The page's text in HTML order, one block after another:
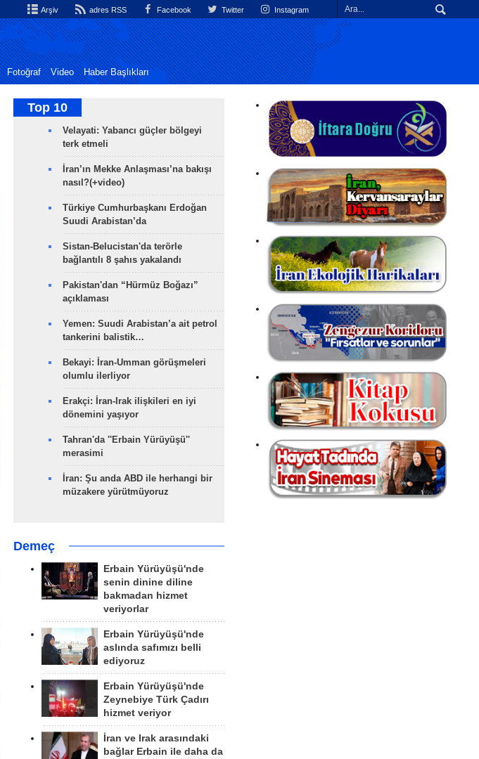
Arşiv adres RSS Facebook Twitter Instagram
Fotoğraf Video Haber Başlıkları
Top 10
Velayati: Yabancı güçler bölgeyi
terk etmeli
İran’ın Mekke Anlaşması’na bakışı
nasıl?(+video)
Türkiye Cumhurbaşkanı Erdoğan
Suudi Arabistan’da
Sistan-Belucistan'da terörle
bağlantılı 8 şahıs yakalandı
Pakistan'dan “Hürmüz Boğazı”
açıklaması
Yemen: Suudi Arabistan’a ait petrol
tankerini balistik…
Bekayi: İran-Umman görüşmeleri
olumlu ilerliyor
Erakçi: İran-Irak ilişkileri en iyi
dönemini yaşıyor
Tahran'da ''Erbain Yürüyüşü''
merasimi
İran: Şu anda ABD ile herhangi bir
müzakere yürütmüyoruz
Demeç
Erbain Yürüyüşü'nde
senin dinine diline
bakmadan hizmet
veriyorlar
Erbain Yürüyüşü'nde
aslında safımızı belli
ediyoruz
Erbain Yürüyüşü'nde
Zeynebiye Türk Çadırı
hizmet veriyor
İran ve Irak arasındaki
bağlar Erbain ile daha da